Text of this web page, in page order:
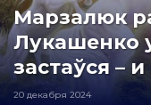
Марзалюк
Лукашенко
застаўся –
20 декабря 2024